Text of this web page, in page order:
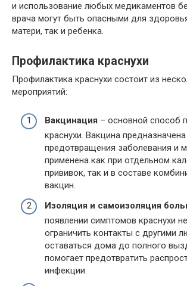
и использование любых медикаментов
врача могут быть опасными для
матери, так и ребенка.
Профилактика краснухи
Профилактика краснухи состоит из
мероприятий:
Вакцинация – основной способ
краснухи. Вакцина
предотвращения заболевания и
применена как при отдельном
прививок, так и в составе
вакцин.
Изоляция и самоизоляция
появлении симптомов краснухи
ограничить контакты с другими
оставаться дома до полного
помогает предотвратить
инфекции.